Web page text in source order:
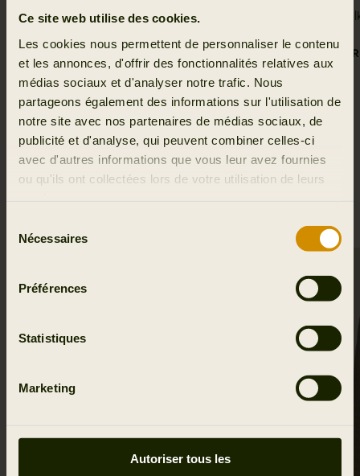
Ce site web utilise des cookies.
Les cookies nous permettent de personnaliser le contenu
et les annonces, d'offrir des fonctionnalités relatives aux
médias sociaux et d'analyser notre trafic. Nous
partageons également des informations sur l'utilisation de
notre site avec nos partenaires de médias sociaux, de
publicité et d'analyse, qui peuvent combiner celles-ci
avec d'autres informations que vous leur avez fournies
ou qu'ils ont collectées lors de votre utilisation de leurs
Nécessaires
Préférences
Statistiques
Marketing
Autoriser tous les
Veste Deer Stalker camo HWS Women
Deer
399.95 EUR